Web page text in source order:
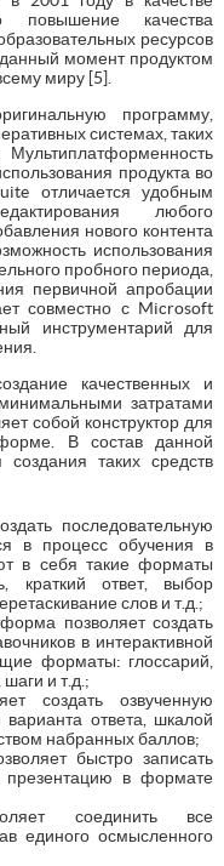
повышение качества
ресурсов
момент продуктом
миру [5].
программу,
системах, таких
продукта во
отличается удобным
любого
нового контента
использования
пробного периода,
первичной апробации
совместно с Microsoft
инструментарий для
качественных и
затратами
собой конструктор для
В состав данной
таких средств
последовательную
в процесс обучения в
в себя такие форматы
краткий ответ, выбор
слов и т.д.;
позволяет создать
в интерактивной
форматы: глоссарий,
и т.д.;
создать озвученную
ответа, шкалой
набранных баллов;
быстро записать
презентацию в формате
соединить все
единого осмысленного